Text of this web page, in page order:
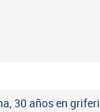
30 años en